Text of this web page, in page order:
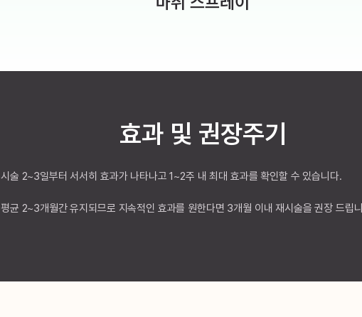
효과 및 권장주기
시술 2~3일부터 서서히 효과가 나타나고 1~2주 내 최대 효과를 확인할 수 있습니다.
평균 2~3개월간 유지되므로 지속적인 효과를 원한다면 3개월 이내 재시술을 권장 드립